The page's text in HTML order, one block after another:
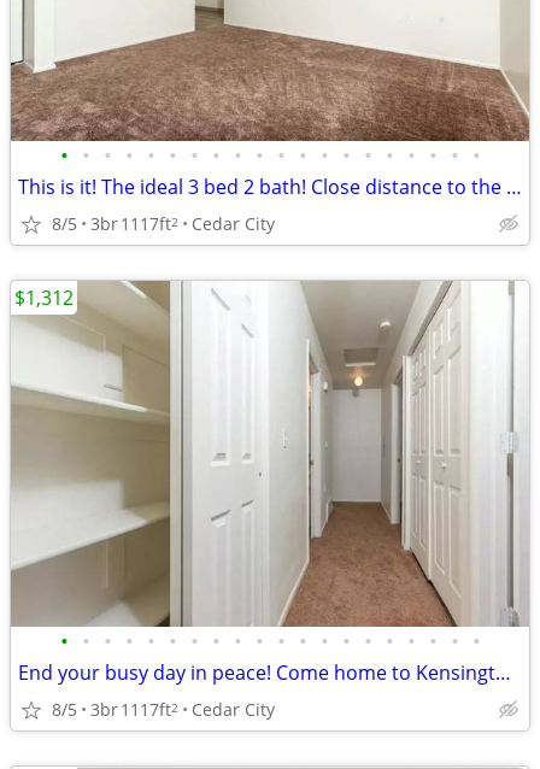
• • • • • • • • • • • • • • • • • • • •
This is it! The ideal 3 bed 2 bath! Close distance to the campus
8/5 3br1117ft2 Cedar City
• • • • • • • • • • • • • • • • • • • •
End your busy day in peace! Come home to Kensington Place
8/5 3br1117ft2 Cedar City
$1,312